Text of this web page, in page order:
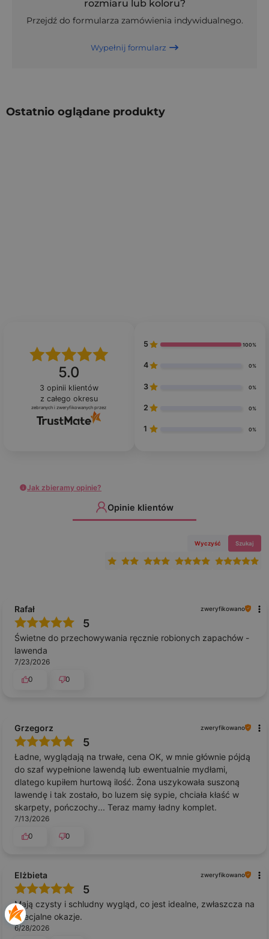
rozmiaru lub koloru?
Przejdź do formularza zamówienia indywidualnego.
Wypełnij formularz
Ostatnio oglądane produkty
5.0
3 opinii klientów
z całego okresu
zebranych i zweryfikowanych przez
5 100%
4 0%
3 0%
2 0%
1 0%
Jak zbieramy opinie?
Opinie klientów
Wyczyść Szukaj
Rafał zweryfikowano
5
Świetne do przechowywania ręcznie robionych zapachów -
lawenda
7/23/2026
0
0
Grzegorz zweryfikowano
5
Ładne, wyglądają na trwałe, cena OK, w mnie głównie pójdą
do szaf wypełnione lawendą lub ewentualnie mydłami,
dlatego kupiłem hurtową ilość. Żona uszykowała suszoną
lawendę i tak zostało, bo luzem się sypie, chciała kłaść w
skarpety, pończochy... Teraz mamy ładny komplet.
7/13/2026
0
0
Elżbieta zweryfikowano
5
Mają czysty i schludny wygląd, co jest idealne, zwłaszcza na
specjalne okazje.
6/28/2026